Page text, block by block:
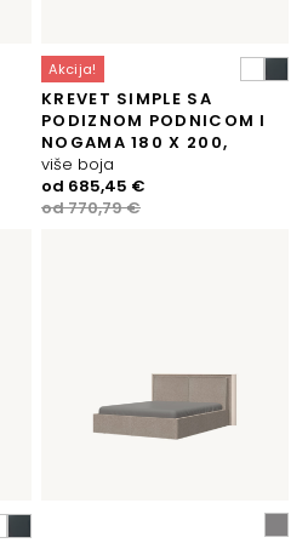
Akcija!
KREVET SIMPLE SA
PODIZNOM PODNICOM I
NOGAMA 180 X 200,
više boja
od770,79€
Izvorna
cijena
od 685,45 €
Trenutna
cijena